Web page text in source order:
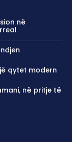
në
qytet modern
në pritje të